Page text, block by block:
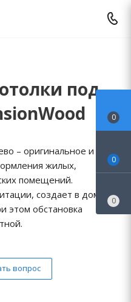
под
– оригинальное и
жилых,
помещений.
создает в доме
этом обстановка
вопрос
0
0
0